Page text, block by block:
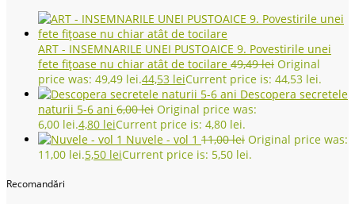
ART - INSEMNARILE UNEI PUSTOAICE 9. Povestirile unei
fete fițoase nu chiar atât de tocilare 49,49lei Original
price was: 49,49 lei.44,53 leiCurrent price is: 44,53 lei.
Descopera secretele
naturii 5-6 ani 6,00lei Original price was:
6,00 lei.4,80 leiCurrent price is: 4,80 lei.
Nuvele - vol 1 11,00lei Original price was:
11,00 lei.5,50 leiCurrent price is: 5,50 lei.
Recomandări